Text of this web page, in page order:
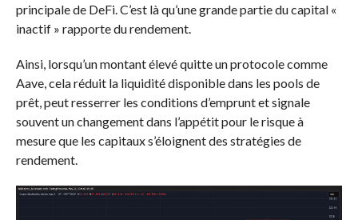
principale de DeFi. C’est là qu’une grande partie du capital «
inactif » rapporte du rendement.
Ainsi, lorsqu’un montant élevé quitte un protocole comme
Aave, cela réduit la liquidité disponible dans les pools de
prêt, peut resserrer les conditions d’emprunt et signale
souvent un changement dans l’appétit pour le risque à
mesure que les capitaux s’éloignent des stratégies de
rendement.